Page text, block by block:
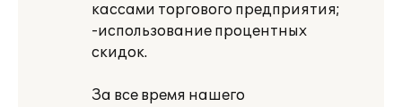
кассами торгового предприятия;
-использование процентных
скидок.
За все время нашего